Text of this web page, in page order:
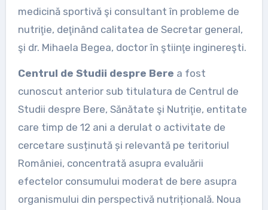
medicină sportivă şi consultant în probleme de
nutriţie, deţinând calitatea de Secretar general,
şi dr. Mihaela Begea, doctor în ştiinţe inginereşti.
Centrul de Studii despre Bere a fost
cunoscut anterior sub titulatura de Centrul de
Studii despre Bere, Sănătate şi Nutriţie, entitate
care timp de 12 ani a derulat o activitate de
cercetare susținută și relevantă pe teritoriul
României, concentrată asupra evaluării
efectelor consumului moderat de bere asupra
organismului din perspectivă nutrițională. Noua